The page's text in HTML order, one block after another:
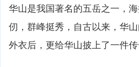
华山是我国著名的五岳之一，
仞，群峰挺秀，自古以来，华
外衣后，更给华山披上了一件传